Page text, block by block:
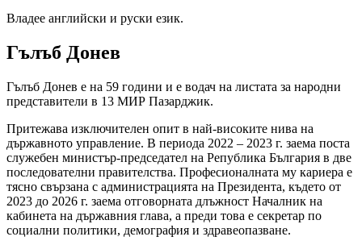
Владее английски и руски език.
Гълъб Донев
Гълъб Донев е на 59 години и е водач на листата за народни
представители в 13 МИР Пазарджик.
Притежава изключителен опит в най-високите нива на
държавното управление. В периода 2022 – 2023 г. заема поста
служебен министър-председател на Република България в две
последователни правителства. Професионалната му кариера е
тясно свързана с администрацията на Президента, където от
2023 до 2026 г. заема отговорната длъжност Началник на
кабинета на държавния глава, а преди това е секретар по
социални политики, демография и здравеопазване.